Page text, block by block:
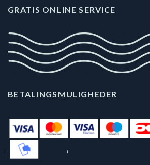
GRATIS ONLINE SERVICE
BETALINGSMULIGHEDER